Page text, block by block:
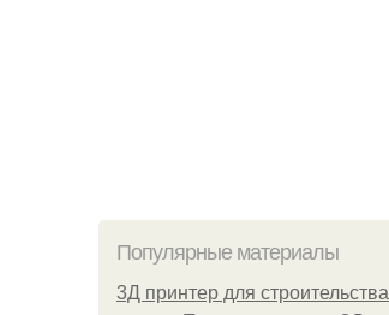
Популярные материалы
3Д принтер для строительства